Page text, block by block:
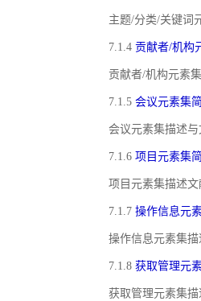
主题/分类/关键词
7.1.4 贡献者/机构
贡献者/机构元素
7.1.5 会议元素集
会议元素集描述
7.1.6 项目元素集
项目元素集描述
7.1.7 操作信息元
操作信息元素集
7.1.8 获取管理元
获取管理元素集